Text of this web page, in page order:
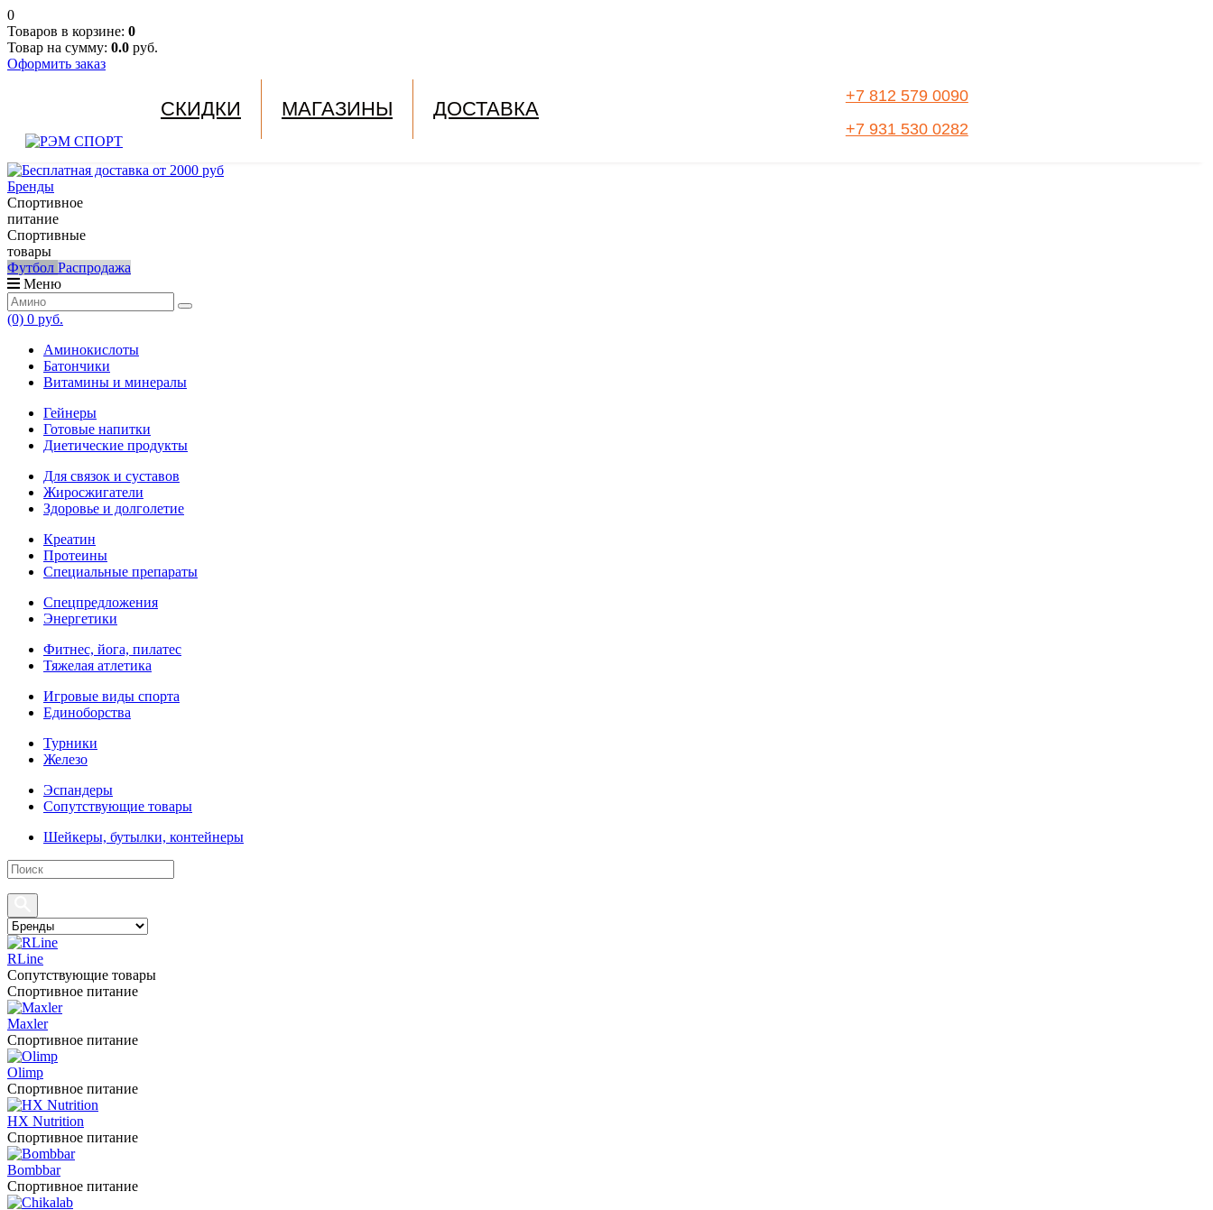
0
Товаров в корзине: 0
Товар на сумму: 0.0 руб.
Оформить заказ
СКИДКИ МАГАЗИНЫ ДОСТАВКА
+7 812 579 0090
+7 931 530 0282
Бренды
Спортивное
питание
Спортивные
товары
Футбол Распродажа
Меню
(0) 0 руб.
Аминокислоты
Батончики
Витамины и минералы
Гейнеры
Готовые напитки
Диетические продукты
Для связок и суставов
Жиросжигатели
Здоровье и долголетие
Креатин
Протеины
Специальные препараты
Спецпредложения
Энергетики
Фитнес, йога, пилатес
Тяжелая атлетика
Игровые виды спорта
Единоборства
Турники
Железо
Эспандеры
Сопутствующие товары
Шейкеры, бутылки, контейнеры
RLine
Сопутствующие товары
Спортивное питание
Maxler
Спортивное питание
Olimp
Спортивное питание
HX Nutrition
Спортивное питание
Bombbar
Спортивное питание